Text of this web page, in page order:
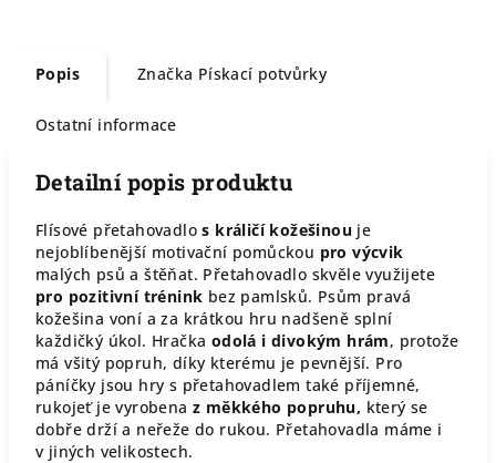
Popis Značka Pískací potvůrky
Ostatní informace
Detailní popis produktu
Flísové přetahovadlos králičí kožešinou je
nejoblíbenější motivační pomůckou pro výcvik
malých psů a štěňat. Přetahovadlo skvěle využijete
pro pozitivní trénink bez pamlsků. Psům pravá
kožešina voní a za krátkou hru nadšeně splní
každičký úkol. Hračka odolá i divokým hrám, protože
má všitý popruh, díky kterému je pevnější. Pro
páníčky jsou hry s přetahovadlem také příjemné,
rukojeť je vyrobena z měkkého popruhu, který se
dobře drží a neřeže do rukou. Přetahovadla máme i
v jiných velikostech.